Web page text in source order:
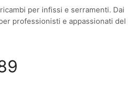
per infissi e serramenti. Dai
professionisti e appassionati del